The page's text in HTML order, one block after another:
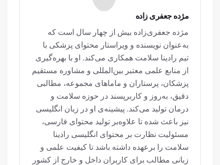
مژده جعفری زاده
مژده جعفری‌زاده بیش از چهار سال است که
به‌عنوان نویسنده و ویراستار محتوای پزشکی با
تیم رادینا سلامت همکاری می‌کند. او با بهره‌گیری
از منابع علمی معتبر بین‌المللی و مشاوره مستقیم
پزشکان، پرستاران و ماماهای مجموعه، مطالبی
دقیق، به‌روز و کاربرپسند در حوزه سلامت و
درمان تولید می‌کند. پیشینه‌ی او در زبان انگلیسی
نیز باعث شده تا علاوه‌بر تولید محتوای فارسی،
مسئولیت نظارت بر محتوای انگلیسی رادینا
سلامت را برعهده داشته باشد تا کیفیت علمی و
زبانی مطالب برای کاربران داخل و خارج از کشور